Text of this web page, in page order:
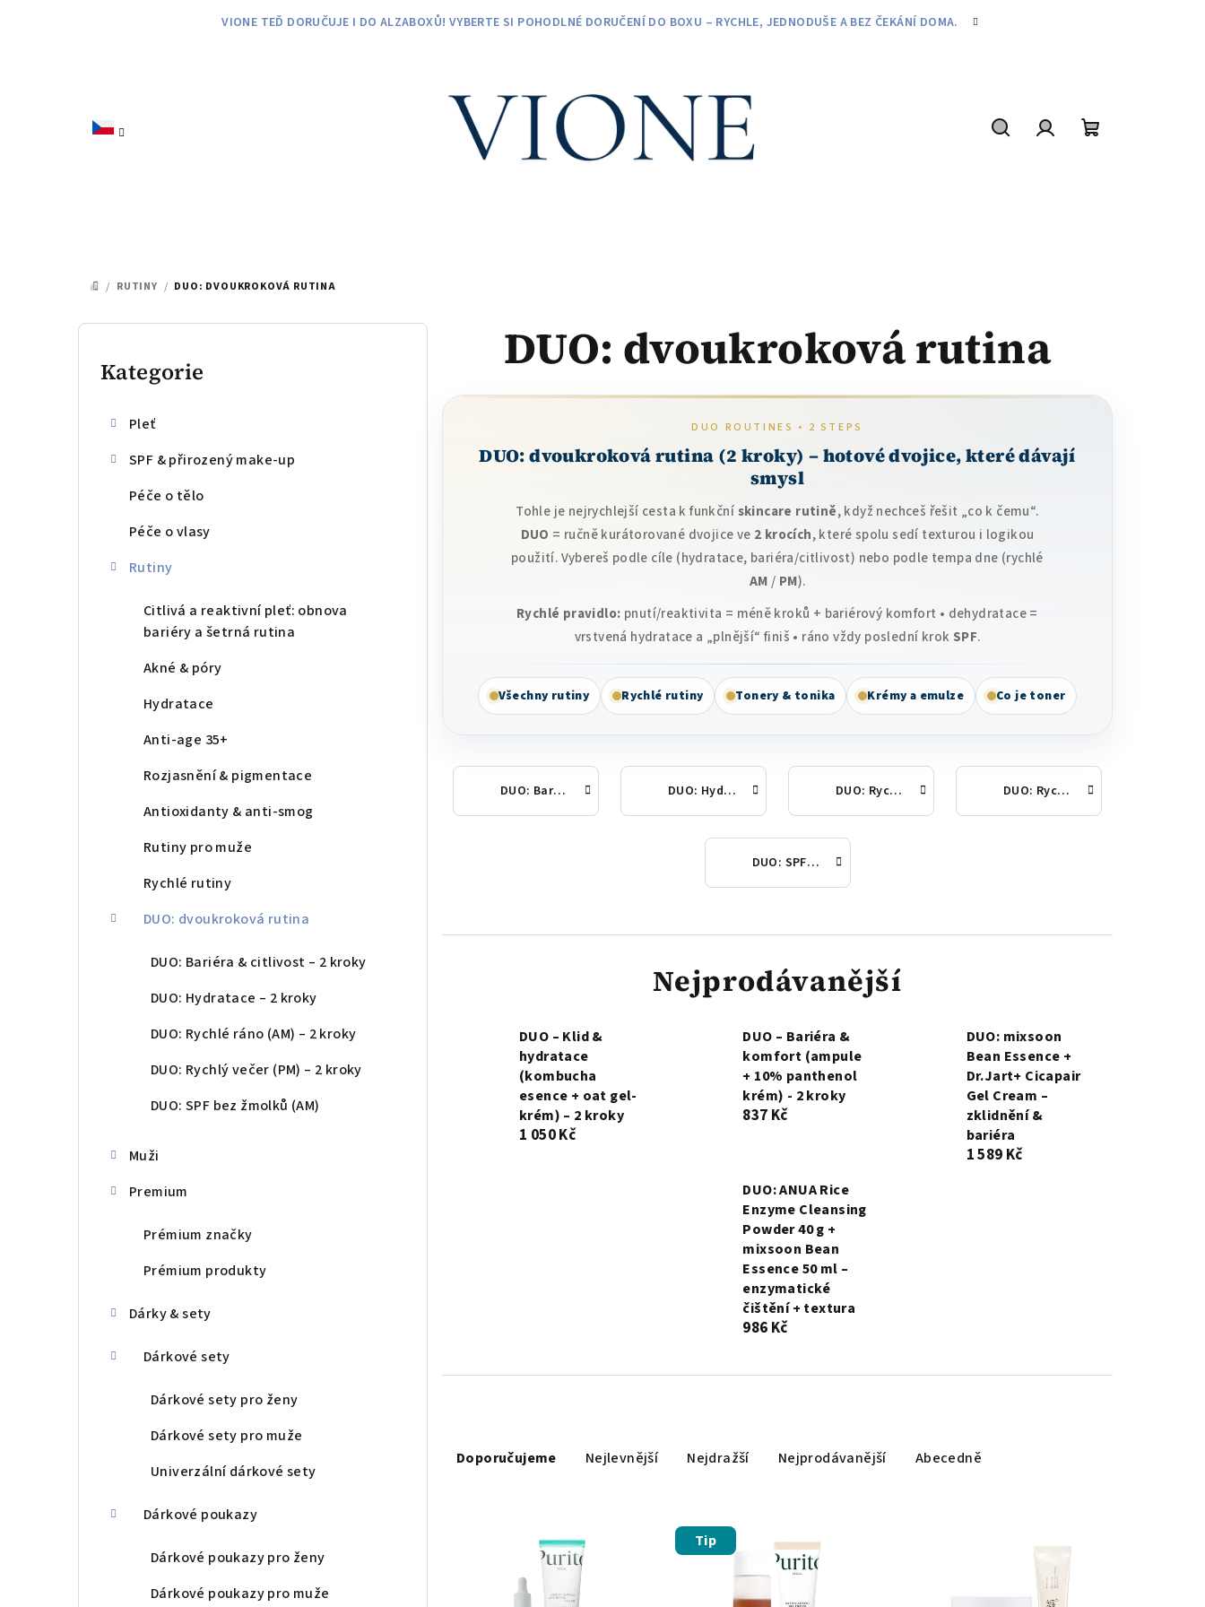
VIONE TEĎ DORUČUJE I DO ALZABOXŮ! VYBERTE SI POHODLNÉ DORUČENÍ DO BOXU – RYCHLE, JEDNODUŠE A BEZ ČEKÁNÍ DOMA.
DOMŮ
/ RUTINY / DUO: DVOUKROKOVÁ RUTINA
P
Přeskočit
kategorie
Kategorie
Pleť
SPF & přirozený make-up
Péče o tělo
Péče o vlasy
Rutiny
Citlivá a reaktivní pleť: obnova
bariéry a šetrná rutina
Akné & póry
Hydratace
Anti-age 35+
Rozjasnění & pigmentace
Antioxidanty & anti-smog
Rutiny pro muže
Rychlé rutiny
DUO: dvoukroková rutina
DUO: Bariéra & citlivost – 2 kroky
DUO: Hydratace – 2 kroky
DUO: Rychlé ráno (AM) – 2 kroky
DUO: Rychlý večer (PM) – 2 kroky
DUO: SPF bez žmolků (AM)
Muži
Premium
Prémium značky
Prémium produkty
Dárky & sety
Dárkové sety
Dárkové sety pro ženy
Dárkové sety pro muže
Univerzální dárkové sety
Dárkové poukazy
Dárkové poukazy pro ženy
Dárkové poukazy pro muže
DUO: dvoukroková rutina
DUO ROUTINES • 2 STEPS
DUO: dvoukroková rutina (2 kroky) – hotové dvojice, které dávají
smysl
Tohle je nejrychlejší cesta k funkčnískincare rutině, když nechceš řešit „co k čemu“.
DUO = ručně kurátorované dvojice ve 2 krocích, které spolu sedí texturou i logikou
použití. Vybereš podle cíle (hydratace, bariéra/citlivost) nebo podle tempa dne (rychlé
AM / PM).
Rychlé pravidlo: pnutí/reaktivita = méně kroků + bariérový komfort • dehydratace =
vrstvená hydratace a „plnější“ finiš • ráno vždy poslední krok SPF.
Všechny rutiny Rychlé rutiny Tonery & tonika Krémy a emulze Co je toner
DUO: Bariéra & citlivost – 2 kroky DUO: Hydratace – 2 kroky DUO: Rychlé ráno (AM) – 2 kroky DUO: Rychlý večer (PM) – 2 kroky
DUO: SPF bez žmolků (AM)
Nejprodávanější
DUO – Klid &
hydratace
(kombucha
esence + oat gel-
krém) – 2 kroky
1 050 Kč
DUO – Bariéra &
komfort (ampule
+ 10% panthenol
krém) - 2 kroky
837 Kč
DUO: mixsoon
Bean Essence +
Dr.Jart+ Cicapair
Gel Cream –
zklidnění &
bariéra
1 589 Kč
DUO: ANUA Rice
Enzyme Cleansing
Powder 40 g +
mixsoon Bean
Essence 50 ml –
enzymatické
čištění + textura
986 Kč
aDoporučujeme Nejlevnější Nejdražší Nejprodávanější Abecedně
Tip